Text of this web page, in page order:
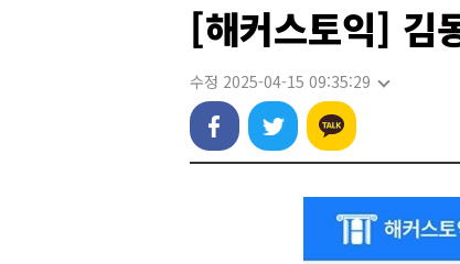
[해커스토익] 김
수정 2025-04-15 09:35:29